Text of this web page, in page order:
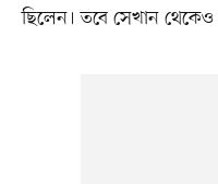
ছিলেন। তবে সেখান